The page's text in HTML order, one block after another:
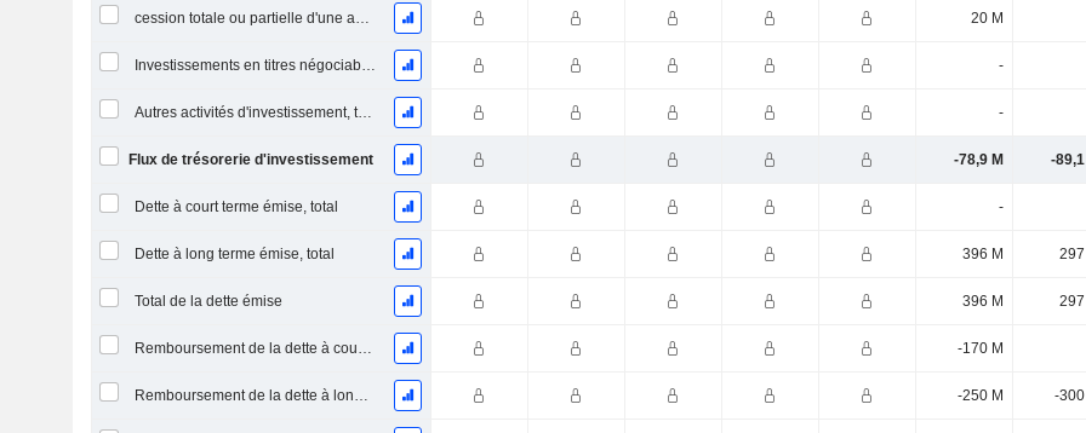
cession totale ou partielle d'une activité 20 M
Investissements en titres négociables et en actions, total -
Autres activités d'investissement, total -
Flux de trésorerie d'investissement -78,9 M -89,1
Dette à court terme émise, total -
Dette à long terme émise, total 396 M 297
Total de la dette émise 396 M 297
Remboursement de la dette à court terme, total -170 M
Remboursement de la dette à long terme, total -250 M -300